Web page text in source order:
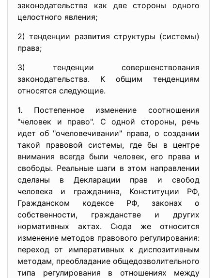
законодательства как две стороны одного
целостного явления;
2) тенденции развития структуры (системы)
права;
3) тенденции совершенствования
законодательства. К общим тенденциям
относятся следующие.
1. Постепенное изменение соотношения
"человек и право". С одной стороны, речь
идет об "очеловечивании" права, о создании
такой правовой системы, где бы в центре
внимания всегда были человек, его права и
свободы. Реальные шаги в этом направлении
сделаны в Декларации прав и свобод
человека и гражданина, Конституции РФ,
Гражданском кодексе РФ, законах о
собственности, гражданстве и других
нормативных актах. Сюда же относится
изменение методов правового регулирования:
переход от императивных к диспозитивным
методам, преобладание общедозволительного
типа регулирования в отношениях между